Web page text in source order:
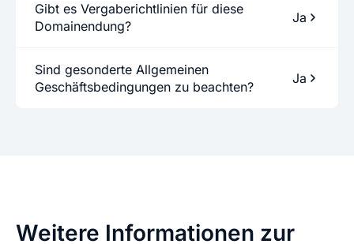
Gibt es Vergaberichtlinien für diese
Domainendung?
Ja
Sind gesonderte Allgemeinen
Geschäftsbedingungen zu beachten?
Ja
Weitere Informationen zur